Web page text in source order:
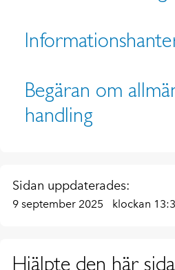
Begäran om
handling
Sidan uppdaterades:
9 september 2025 klockan
Hjälpte den här